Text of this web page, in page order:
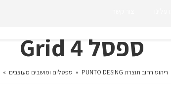
ספסל Grid 4
ריהוט רחוב תוצרת PUNTO DESING » ספסלים ומושבים מעוצבים »